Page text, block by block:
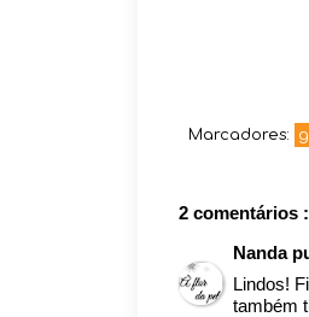
Marcadores:
2 comentários :
Nanda
Lindos!
também